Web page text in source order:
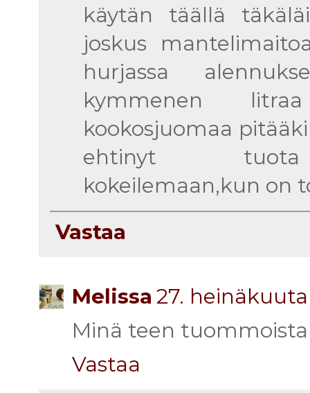
käytän täällä
joskus
hurjassa
kymmenen
kookosjuomaa
ehtinyt tuota
kokeilemaan,kun on
Vastaa
Melissa 27.
Minä teen
Vastaa